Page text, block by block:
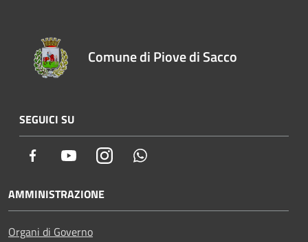
Comune di Piove di Sacco
SEGUICI SU
Facebook YoutubeInstagram
AMMINISTRAZIONE
Organi di Governo